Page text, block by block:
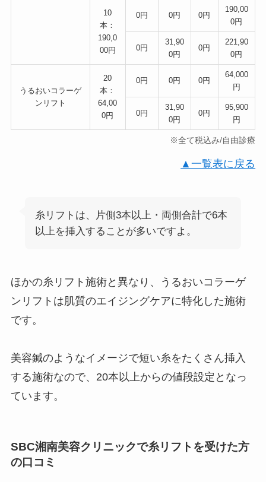
10
本：
190,0
00円
0円 0円 0円
190,00
0円
0円
31,90
0円
0円
221,90
0円
うるおいコラーゲ
ンリフト
20
本：
64,00
0円
0円 0円 0円
64,000
円
0円
31,90
0円
0円
95,900
円
※全て税込み/自由診療
▲一覧表に戻る
糸リフトは、片側3本以上・両側合計で6本
以上を挿入することが多いですよ。
ほかの糸リフト施術と異なり、うるおいコラーゲ
ンリフトは肌質のエイジングケアに特化した施術
です。
美容鍼のようなイメージで短い糸をたくさん挿入
する施術なので、20本以上からの値段設定となっ
ています。
SBC湘南美容クリニックで糸リフトを受けた方
の口コミ